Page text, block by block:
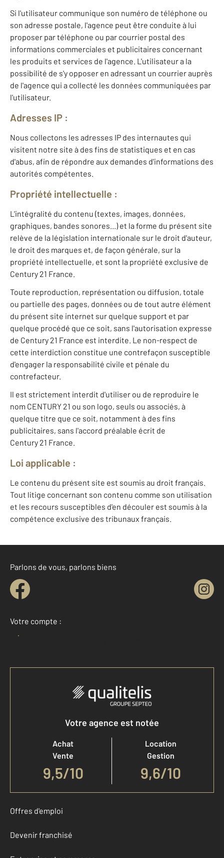
Si l'utilisateur communique son numéro de téléphone ou
son adresse postale, l'agence peut être conduite à lui
proposer par téléphone ou par courrier postal des
informations commerciales et publicitaires concernant
les produits et services de l'agence. L'utilisateur a la
possibilité de s'y opposer en adressant un courrier auprès
de l'agence qui a collecté les données communiquées par
l'utilisateur.
Adresses IP :
Nous collectons les adresses IP des internautes qui
visitent notre site à des fins de statistiques et en cas
d'abus, afin de répondre aux demandes d'informations des
autorités compétentes.
Propriété intellectuelle :
L'intégralité du contenu (textes, images, données,
graphiques, bandes sonores...) et la forme du présent site
relève de la législation internationale sur le droit d'auteur,
le droit des marques et, de façon générale, sur la
propriété intellectuelle, et sont la propriété exclusive de
Century 21 France.
Toute reproduction, représentation ou diffusion, totale
ou partielle des pages, données ou de tout autre élément
du présent site internet sur quelque support et par
quelque procédé que ce soit, sans l'autorisation expresse
de Century 21 France est interdite. Le non-respect de
cette interdiction constitue une contrefaçon susceptible
d'engager la responsabilité civile et pénale du
contrefacteur.
Il est strictement interdit d'utiliser ou de reproduire le
nom CENTURY 21 ou son logo, seuls ou associés, à
quelque titre que ce soit, notamment à des fins
publicitaires, sans l'accord préalable écrit de
Century 21 France.
Loi applicable :
Le contenu du présent site est soumis au droit français.
Tout litige concernant son contenu comme son utilisation
et les recours susceptibles d'en découler est soumis à la
compétence exclusive des tribunaux français.
Parlons de vous, parlons biens
Votre compte :
Votre agence est notée
Achat
Vente
9,5/10
Location
Gestion
9,6/10
Offres d'emploi
Devenir franchisé